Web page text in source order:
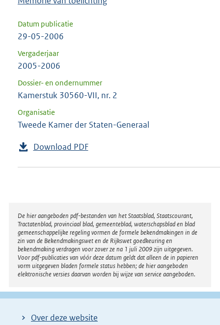
Datum publicatie
29-05-2006
Vergaderjaar
2005-2006
Dossier- en ondernummer
Kamerstuk 30560-VII, nr. 2
Organisatie
Tweede Kamer der Staten-Generaal
Download PDF
Disclaimer
De hier aangeboden pdf-bestanden van het Staatsblad, Staatscourant,
Tractatenblad, provinciaal blad, gemeenteblad, waterschapsblad en blad
gemeenschappelijke regeling vormen de formele bekendmakingen in de
zin van de Bekendmakingswet en de Rijkswet goedkeuring en
bekendmaking verdragen voor zover ze na 1 juli 2009 zijn uitgegeven.
Voor pdf-publicaties van vóór deze datum geldt dat alleen de in papieren
vorm uitgegeven bladen formele status hebben; de hier aangeboden
elektronische versies daarvan worden bij wijze van service aangeboden.
Over deze website